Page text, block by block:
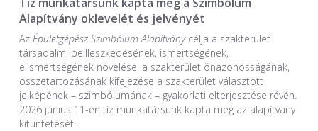
Alapítvány oklevelét és jelvényét
Az Épületgépész Szimbólum Alapítványcélja a szakterület
társadalmi beilleszkedésének, ismertségének,
elismertségének növelése, a szakterület önazonosságának,
összetartozásának kifejezése a szakterület választott
jelképének – szimbólumának – gyakorlati elterjesztése révén.
2026 június 11-én tíz munkatársunk kapta meg az alapítvány
kitüntetését.